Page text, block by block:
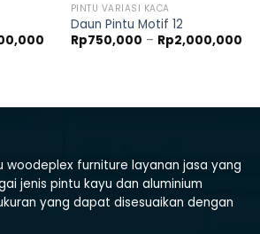
Rentang
harga:
PINTU VARIASI KACA
Daun Pintu Motif 12
Rp750,000 – Rp2,000,000
woodeplex furniture layanan jasa yang
jenis pintu kayu dan aluminium
yang dapat disesuaikan dengan